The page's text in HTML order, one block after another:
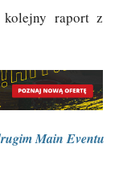
kolejny raport z
Main Eventu